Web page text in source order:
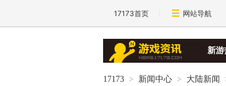
17173首页 网站导航
新游
17173 > 新闻中心 > 大陆新闻